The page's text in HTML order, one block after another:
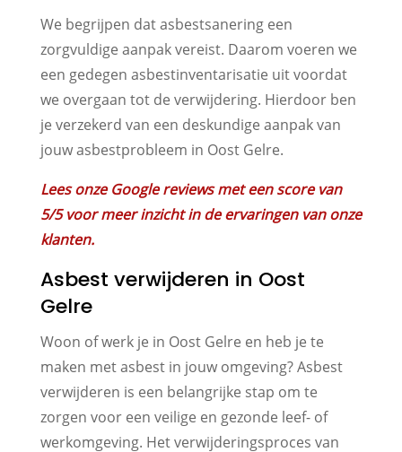
We begrijpen dat asbestsanering een
zorgvuldige aanpak vereist. Daarom voeren we
een gedegen asbestinventarisatie uit voordat
we overgaan tot de verwijdering. Hierdoor ben
je verzekerd van een deskundige aanpak van
jouw asbestprobleem in Oost Gelre.
Lees onze Google reviews met een score van
5/5 voor meer inzicht in de ervaringen van onze
klanten.
Asbest verwijderen in Oost
Gelre
Woon of werk je in Oost Gelre en heb je te
maken met asbest in jouw omgeving? Asbest
verwijderen is een belangrijke stap om te
zorgen voor een veilige en gezonde leef- of
werkomgeving. Het verwijderingsproces van